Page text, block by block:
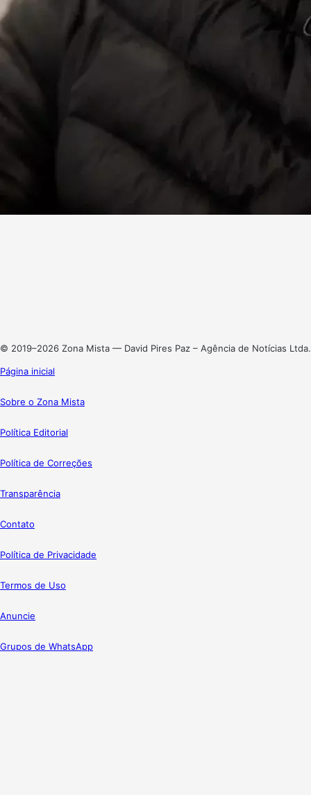
© 2019–2026 Zona Mista — David Pires Paz – Agência de Notícias Ltda.
Página inicial
Sobre o Zona Mista
Política Editorial
Política de Correções
Transparência
Contato
Política de Privacidade
Termos de Uso
Anuncie
Grupos de WhatsApp